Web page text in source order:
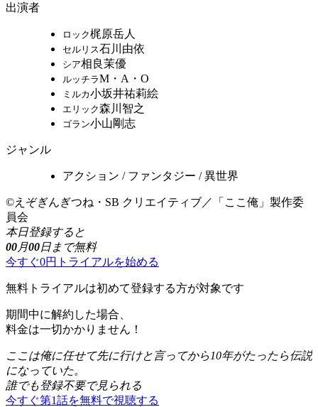
出演者
ロック梶原岳人
セルリス石川由依
シア相良茉優
ルッチラM・A・O
ミルカ小坂井祐莉絵
エリック森川智之
ゴラン小山剛志
ジャンル
アクション / ファンタジー / 異世界
©えぞぎんぎつね・SB クリエイティブ／「ここ俺」製作委
員会
本日登録すると
00月00日まで無料
今すぐ0円トライアルを始める
無料トライアルは初めて登録する方が対象です
期間中に解約した場合、
料金は一切かかりません！
ここは俺に任せて先に行けと言ってから10年がたったら伝説
になっていた。
誰でも登録不要で見られる
今すぐ第1話を無料で視聴する